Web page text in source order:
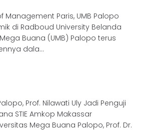
Management Paris, UMB Palopo
di Radboud University Belanda
Mega Buana (UMB) Palopo terus
dala...
Prof. Nilawati Uly Jadi Penguji
STIE Amkop Makassar
Mega Buana Palopo, Prof. Dr.